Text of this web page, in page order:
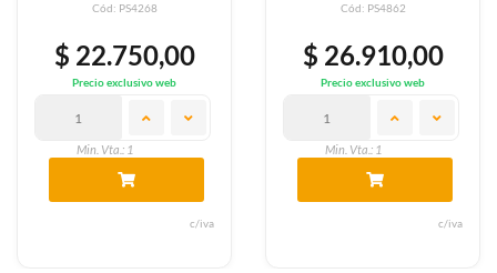
Cód: PS4862
$ 26.910,00
Precio exclusivo web
Min. Vta.: 1
Cód: PS4704
$ 42.590,00
Precio exclusivo web
Min. Vta.: 1